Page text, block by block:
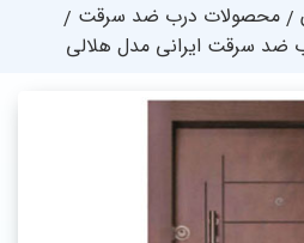
محصولات درب ضد سرقت
ضد سرقت ایرانی مدل هلالی